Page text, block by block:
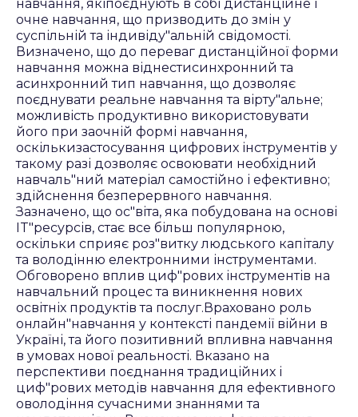
навчання, якіпоєднують в собі дистанційне і
очне навчання, що призводить до змін у
суспільній та індивіду"альній свідомості.
Визначено, що до переваг дистанційної форми
навчання можна віднестисинхронний та
асинхронний тип навчання, що дозволяє
поєднувати реальне навчання та вірту"альне;
можливість продуктивно використовувати
його при заочній формі навчання,
оскількизастосування цифрових інструментів у
такому разі дозволяє освоювати необхідний
навчаль"ний матеріал самостійно і ефективно;
здійснення безперервного навчання.
Зазначено, що ос"віта, яка побудована на основі
IT"ресурсів, стає все більш популярною,
оскільки сприяє роз"витку людського капіталу
та володінню електронними інструментами.
Обговорено вплив циф"рових інструментів на
навчальний процес та виникнення нових
освітніх продуктів та послуг.Враховано роль
онлайн"навчання у контексті пандемії війни в
Україні, та його позитивний впливна навчання
в умовах нової реальності. Вказано на
перспективи поєднання традиційних і
циф"рових методів навчання для ефективного
оволодіння сучасними знаннями та